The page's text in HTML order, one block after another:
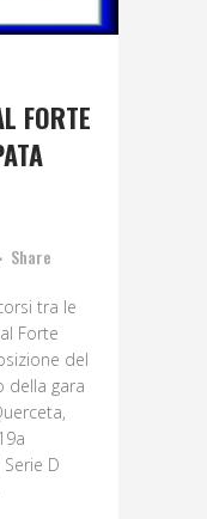
FORTE
Share
tra le
Forte
del
della gara
D